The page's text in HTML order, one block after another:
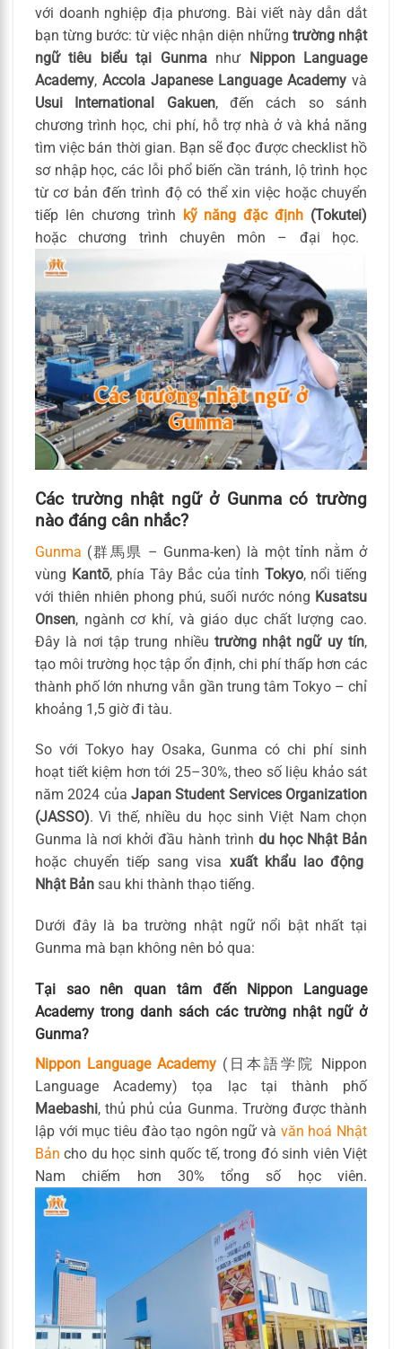
với doanh nghiệp địa phương. Bài viết này dẫn dắt
bạn từng bước: từ việc nhận diện những trường nhật
ngữ tiêu biểu tại Gunmanhư Nippon Language
Academy, Accola Japanese Language Academy và
Usui International Gakuen, đến cách so sánh
chương trình học, chi phí, hỗ trợ nhà ở và khả năng
tìm việc bán thời gian. Bạn sẽ đọc được checklist hồ
sơ nhập học, các lỗi phổ biến cần tránh, lộ trình học
từ cơ bản đến trình độ có thể xin việc hoặc chuyển
tiếp lên chương trình kỹ năng đặc định (Tokutei)
hoặc chương trình chuyên môn – đại học.
Các trường nhật ngữ ở Gunma có trường
nào đáng cân nhắc?
Gunma (群馬県 – Gunma-ken) là một tỉnh nằm ở
vùng Kantō, phía Tây Bắc của tỉnh Tokyo, nổi tiếng
với thiên nhiên phong phú, suối nước nóng Kusatsu
Onsen, ngành cơ khí, và giáo dục chất lượng cao.
Đây là nơi tập trung nhiều trường nhật ngữ uy tín,
tạo môi trường học tập ổn định, chi phí thấp hơn các
thành phố lớn nhưng vẫn gần trung tâm Tokyo – chỉ
khoảng 1,5 giờ đi tàu.
So với Tokyo hay Osaka, Gunma có chi phí sinh
hoạt tiết kiệm hơn tới 25–30%, theo số liệu khảo sát
năm 2024 của Japan Student Services Organization
(JASSO). Vì thế, nhiều du học sinh Việt Nam chọn
Gunma là nơi khởi đầu hành trình du học Nhật Bản
hoặc chuyển tiếp sang visa xuất khẩu lao động
Nhật Bản sau khi thành thạo tiếng.
Dưới đây là ba trường nhật ngữ nổi bật nhất tại
Gunma mà bạn không nên bỏ qua:
Tại sao nên quan tâm đến Nippon Language
Academy trong danh sách các trường nhật ngữ ở
Gunma?
Nippon Language Academy (日本語学院 Nippon
Language Academy) tọa lạc tại thành phố
Maebashi, thủ phủ của Gunma. Trường được thành
lập với mục tiêu đào tạo ngôn ngữ và văn hoá Nhật
Bản cho du học sinh quốc tế, trong đó sinh viên Việt
Nam chiếm hơn 30% tổng số học viên.